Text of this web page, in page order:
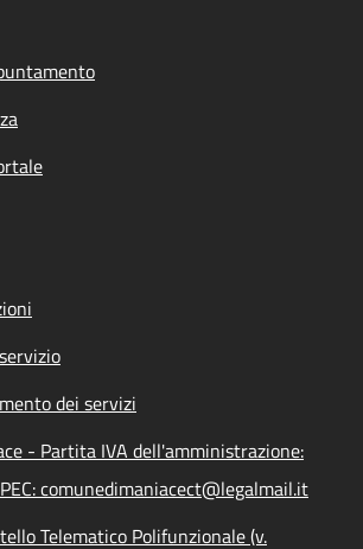
dei servizi
- Partita IVA dell'amministrazione:
comunedimaniacect@legalmail.it
Telematico Polifunzionale (v.